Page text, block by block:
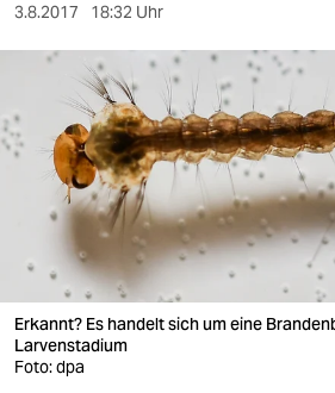
sport
berlin
nord
wahrheit
verlag
verlag
veranstaltungen
3.8.2017 18:32 Uhr
Erkannt? Es handelt sich um eine
Larvenstadium
Foto: dpa